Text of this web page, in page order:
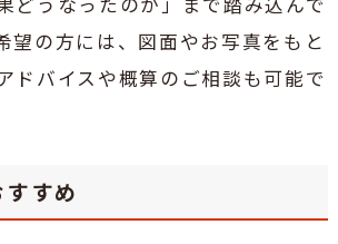
望の方には、図面やお写真をもと
ドバイスや概算のご相談も可能で
すめ